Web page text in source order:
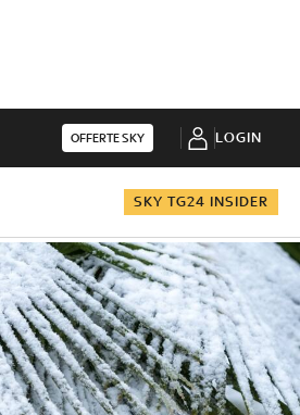
OFFERTE SKY LOGIN
SKY TG24 INSIDER